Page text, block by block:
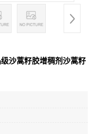
沙蒿籽胶增稠剂沙蒿籽